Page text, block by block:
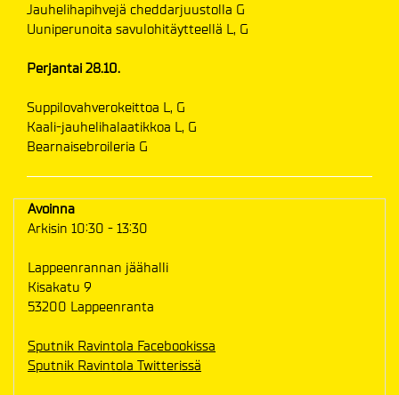
Jauhelihapihvejä cheddarjuustolla G
Uuniperunoita savulohitäytteellä L, G
Perjantai 28.10.
Suppilovahverokeittoa L, G
Kaali-jauhelihalaatikkoa L, G
Bearnaisebroileria G
Avoinna
Arkisin 10:30 - 13:30
Lappeenrannan jäähalli
Kisakatu 9
53200 Lappeenranta
Sputnik Ravintola Facebookissa
Sputnik Ravintola Twitterissä